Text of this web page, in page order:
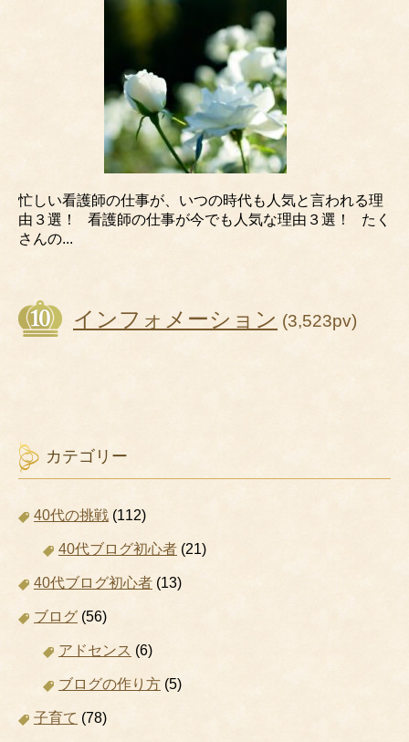
忙しい看護師の仕事が、いつの時代も人気と言われる理
由３選！ 看護師の仕事が今でも人気な理由３選！ たく
さんの...
インフォメーション (3,523pv)
カテゴリー
40代の挑戦 (112)
40代ブログ初心者 (21)
40代ブログ初心者 (13)
ブログ (56)
アドセンス (6)
ブログの作り方 (5)
子育て (78)